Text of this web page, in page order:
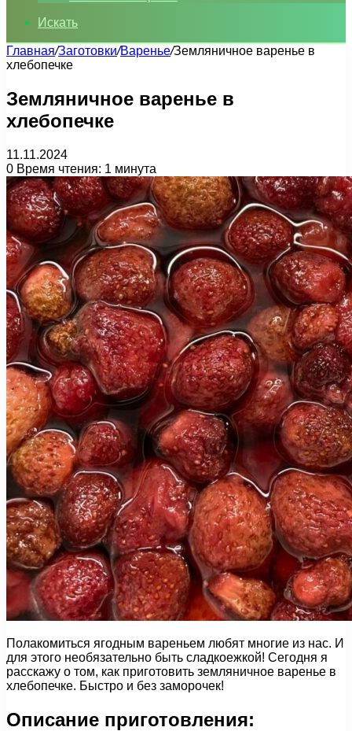
Искать
Главная/Заготовки/Варенье/Земляничное варенье в
хлебопечке
Земляничное варенье в
хлебопечке
11.11.2024
0 Время чтения: 1 минута
Полакомиться ягодным вареньем любят многие из нас. И
для этого необязательно быть сладкоежкой! Сегодня я
расскажу о том, как приготовить земляничное варенье в
хлебопечке. Быстро и без заморочек!
Описание приготовления: